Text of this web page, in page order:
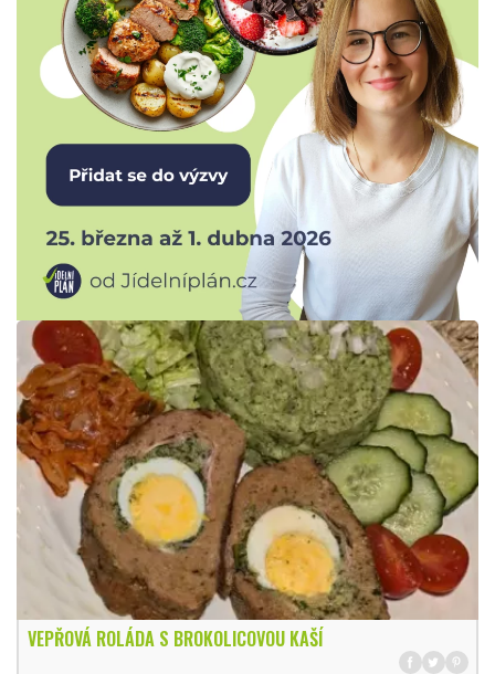
VEPŘOVÁ ROLÁDA S BROKOLICOVOU KAŠÍ